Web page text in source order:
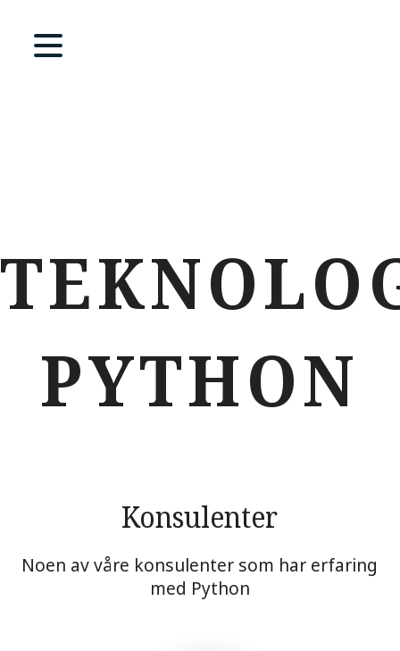
PYTHON
Konsulenter
Noen av våre konsulenter som har erfaring
med Python